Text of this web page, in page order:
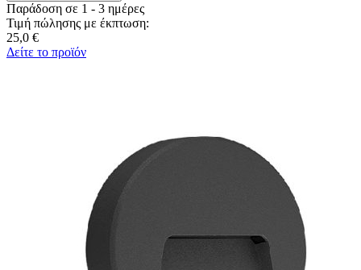
Παράδοση σε 1 - 3 ημέρες
Τιμή πώλησης με έκπτωση:
25,0 €
Δείτε το προϊόν